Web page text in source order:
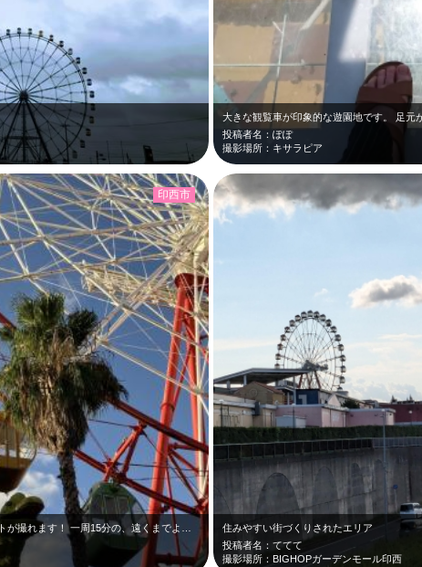
投稿者名：ぽぽ
撮影場所：キサラピア
が撮れます！ 一周15分の、遠くまでよ…
印西市
住みやすい街づくりされたエリア
投稿者名：ててて
撮影場所：BIGHOPガーデンモール印西